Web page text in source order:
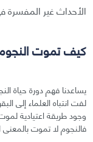
الأحداث غير
كيف تموت
يساعدنا فهم دورة حياة
لفت انتباه العلماء إلى
وجود طريقة اعتيادية
فالنجوم لا تموت